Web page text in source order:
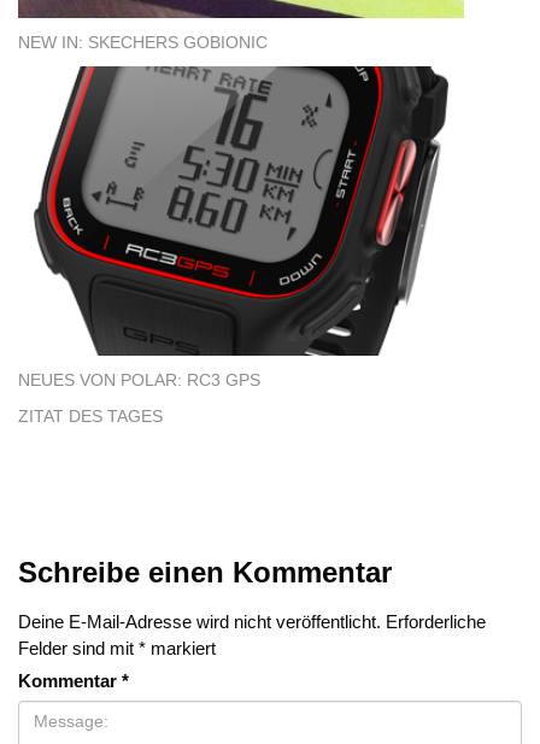
NEW IN: SKECHERS GOBIONIC
NEUES VON POLAR: RC3 GPS
ZITAT DES TAGES
Schreibe einen Kommentar
Deine E-Mail-Adresse wird nicht veröffentlicht. Erforderliche
Felder sind mit * markiert
Kommentar *